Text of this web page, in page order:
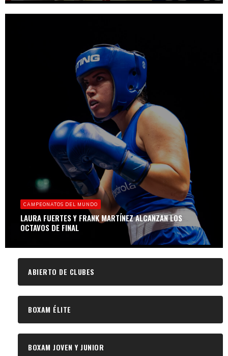
CAMPEONATOS DEL MUNDO
LAURA FUERTES Y FRANK MARTÍNEZ ALCANZAN LOS
OCTAVOS DE FINAL
ABIERTO DE CLUBES
BOXAM ÉLITE
BOXAM JOVEN Y JUNIOR